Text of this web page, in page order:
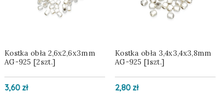
Kostka obła 2,6x2,6x3mm
AG-925 [2szt.]
3,60 zł
Kostka obła 3,4x3,4x3,8mm
AG-925 [1szt.]
2,80 zł